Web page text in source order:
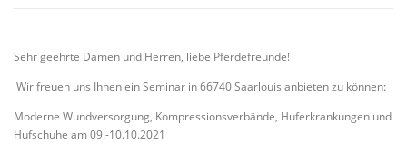
Sehr geehrte Damen und Herren, liebe Pferdefreunde!
Wir freuen uns Ihnen ein Seminar in 66740 Saarlouis anbieten zu können:
Moderne Wundversorgung, Kompressionsverbände, Huferkrankungen und
Hufschuhe am 09.-10.10.2021